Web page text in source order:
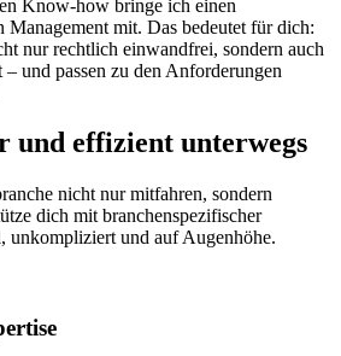
Know-how bringe ich einen
Management mit. Das bedeutet für dich:
nur rechtlich einwandfrei, sondern auch
und passen zu den Anforderungen
und effizient unterwegs
nicht nur mitfahren, sondern
dich mit branchenspezifischer
unkompliziert und auf Augenhöhe.